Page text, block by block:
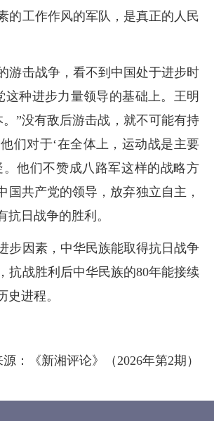
的工作作风的军队，是真正的人民
游击战争，看不到中国处于进步时
种进步力量领导的基础上。王明
”没有敌后游击战，就不可能有持
们对于‘在全体上，运动战是主要
他们不赞成八路军这样的战略方
国共产党的领导，放弃独立自主，
日战争的胜利。
步因素，中华民族能取得抗日战争
抗战胜利后中华民族的80年能接续
进程。
源：《新湘评论》（2026年第2期）